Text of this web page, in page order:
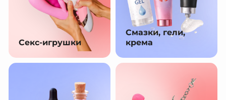
Секс-игрушки
Смазки, гели,
крема